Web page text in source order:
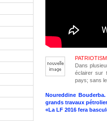
Dans
éclairer sur
pays; sans
Noureddine
grands travaux
«La LF 2016 fera